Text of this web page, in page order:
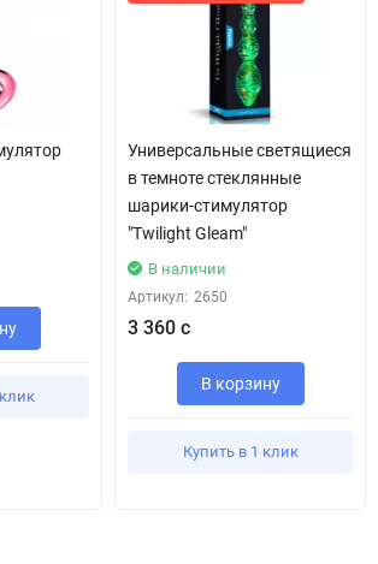
Универсальные светящиеся
в темноте стеклянные
шарики-стимулятор
"Twilight Gleam"
В наличии
Артикул: 2650
3 360 с
В корзину
Купить в 1 клик